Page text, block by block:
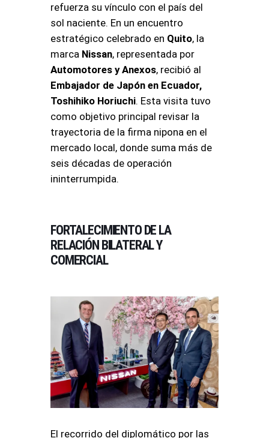
refuerza su vínculo con el país del
sol naciente. En un encuentro
estratégico celebrado en Quito, la
marca Nissan, representada por
Automotores y Anexos, recibió al
Embajador de Japón en Ecuador,
Toshihiko Horiuchi. Esta visita tuvo
como objetivo principal revisar la
trayectoria de la firma nipona en el
mercado local, donde suma más de
seis décadas de operación
ininterrumpida.
FORTALECIMIENTO DE LA
RELACIÓN BILATERAL Y
COMERCIAL
El recorrido del diplomático por las